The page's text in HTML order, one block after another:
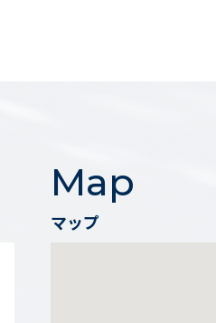
Map
マップ